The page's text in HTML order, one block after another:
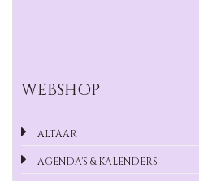
WEBSHOP
ALTAAR
AGENDA'S & KALENDERS